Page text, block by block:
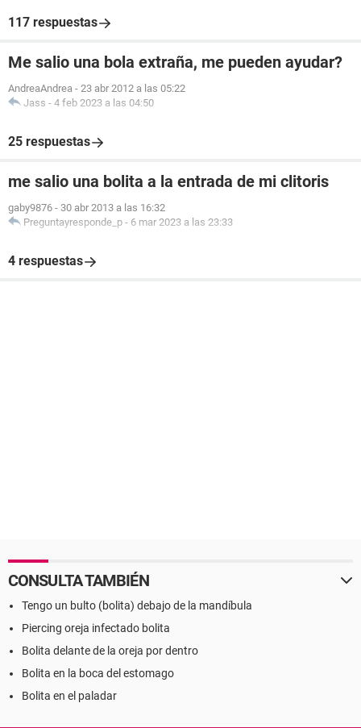
117 respuestas
Me salio una bola extraña, me pueden ayudar?
AndreaAndrea - 23 abr 2012 a las 05:22
Jass - 4 feb 2023 a las 04:50
25 respuestas
me salio una bolita a la entrada de mi clitoris
gaby9876 - 30 abr 2013 a las 16:32
Preguntayresponde_p - 6 mar 2023 a las 23:33
4 respuestas
CONSULTA TAMBIÉN
Tengo un bulto (bolita) debajo de la mandíbula
Piercing oreja infectado bolita
Bolita delante de la oreja por dentro
Bolita en la boca del estomago
Bolita en el paladar